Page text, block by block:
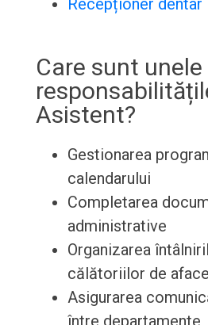
Recepționer dentar
Care sunt
Asistent?
Gestionarea
calendarului
Completarea
administrative
Organizarea
călătoriilor de
Asigurarea
între departamente